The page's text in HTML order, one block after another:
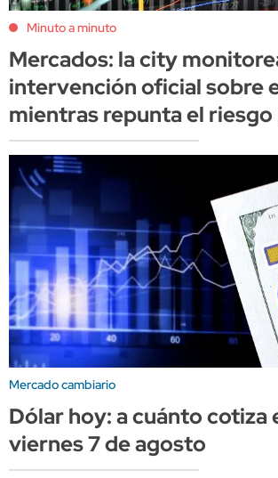
Minuto a minuto
Mercados: la city
intervención oficial sobre
mientras repunta el riesgo
Mercado cambiario
Dólar hoy: a cuánto cotiza
viernes 7 de agosto